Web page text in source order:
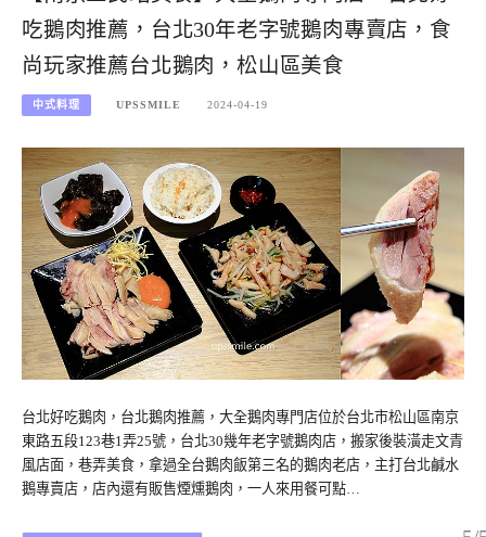
吃鵝肉推薦，台北30年老字號鵝肉專賣店，食
尚玩家推薦台北鵝肉，松山區美食
中式料理 UPSSMILE 2024-04-19
台北好吃鵝肉，台北鵝肉推薦，大全鵝肉專門店位於台北市松山區南京
東路五段123巷1弄25號，台北30幾年老字號鵝肉店，搬家後裝潢走文青
風店面，巷弄美食，拿過全台鵝肉飯第三名的鵝肉老店，主打台北鹹水
鵝專賣店，店內還有販售煙燻鵝肉，一人來用餐可點…